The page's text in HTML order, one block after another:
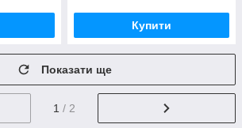
Купити
Показати ще
1 / 2